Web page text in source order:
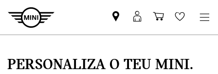
Pesquisar
parceiro
Iniciar
sessão
Carrinho
de
Wishlist
PERSONALIZA O TEU MINI.